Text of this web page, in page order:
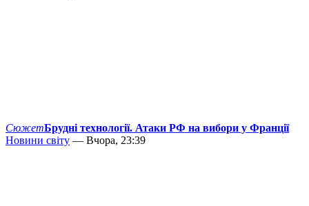
СюжетБрудні технології. Атаки РФ на вибори у Франції
Новини світу — Вчора, 23:39